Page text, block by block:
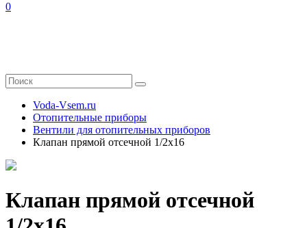
0
Voda-Vsem.ru
Отопительные приборы
Вентили для отопительных приборов
Клапан прямой отсечной 1/2x16
Клапан прямой отсечной